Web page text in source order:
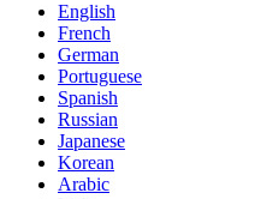
English
French
German
Portuguese
Spanish
Russian
Japanese
Korean
Arabic